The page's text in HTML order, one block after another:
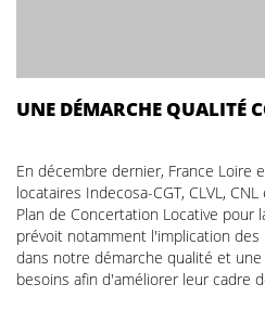
UNE DÉMARCHE QUALITÉ
En décembre dernier, France Loire
locataires Indecosa-CGT, CLVL,
Plan de Concertation Locative pour
prévoit notamment l'implication
dans notre démarche qualité et
besoins afin d'améliorer leur cadre